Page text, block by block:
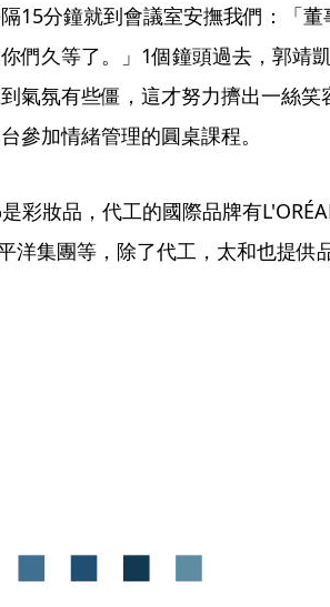
15分鐘就到會議室安撫我們：「
們久等了。」1個鐘頭過去，郭靖
氣氛有些僵，這才努力擠出一絲笑
參加情緒管理的圓桌課程。
彩妝品，代工的國際品牌有
集團等，除了代工，太和也提供